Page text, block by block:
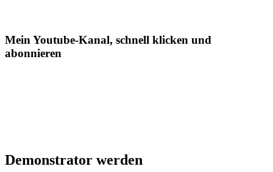
Mein Youtube-Kanal, schnell klicken und
abonnieren
Demonstrator werden